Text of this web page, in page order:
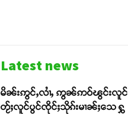
Latest news
မိၼ်းဢွင်ႇလၢႆႇ ဢွၼ်ဢဝ်ၽွင်းလူင်
တႂ်ႈလူင်ပွင်ၸိုင်ႈသိုၵ်းမၢၼ်ႈသေ ႁွ